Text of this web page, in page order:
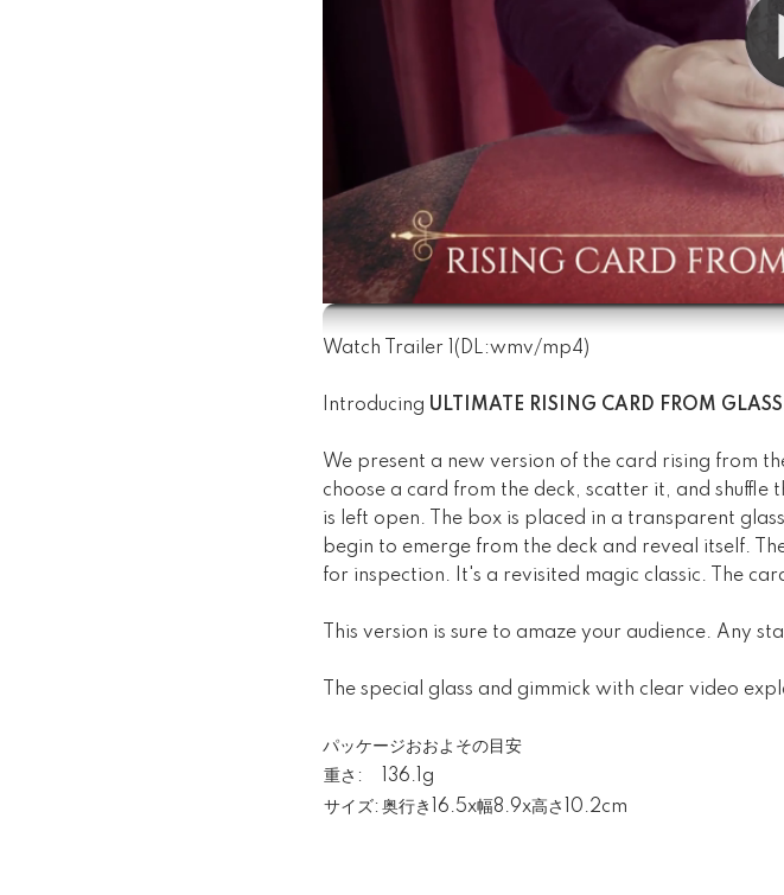
Watch Trailer 1 (DL:wmv/mp4)
Introducing ULTIMATE RISING CARD FROM GLASS
We present a new version of the card rising from
choose a card from the deck, scatter it, and
is left open. The box is placed in a transparent
begin to emerge from the deck and reveal itself.
for inspection. It's a revisited magic classic. The
This version is sure to amaze your audience. Any
The special glass and gimmick with clear video
パッケージおおよその目安
重さ:
136.1g
サイズ:奥行き16.5x幅8.9x高さ10.2cm